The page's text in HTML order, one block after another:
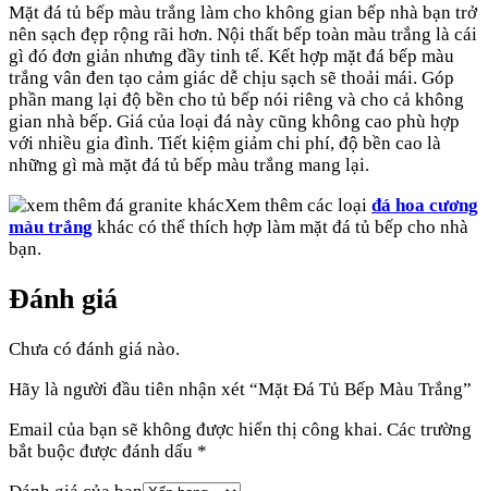
Mặt đá tủ bếp màu trắng làm cho không gian bếp nhà bạn trở
nên sạch đẹp rộng rãi hơn. Nội thất bếp toàn màu trắng là cái
gì đó đơn giản nhưng đầy tinh tế. Kết hợp mặt đá bếp màu
trắng vân đen tạo cảm giác dễ chịu sạch sẽ thoải mái. Góp
phần mang lại độ bền cho tủ bếp nói riêng và cho cả không
gian nhà bếp. Giá của loại đá này cũng không cao phù hợp
với nhiều gia đình. Tiết kiệm giảm chi phí, độ bền cao là
những gì mà mặt đá tủ bếp màu trắng mang lại.
Xem thêm các loại đá hoa cương
màu trắng khác có thể thích hợp làm mặt đá tủ bếp cho nhà
bạn.
Đánh giá
Chưa có đánh giá nào.
Hãy là người đầu tiên nhận xét “Mặt Đá Tủ Bếp Màu Trắng”
Email của bạn sẽ không được hiển thị công khai. Các trường
bắt buộc được đánh dấu *